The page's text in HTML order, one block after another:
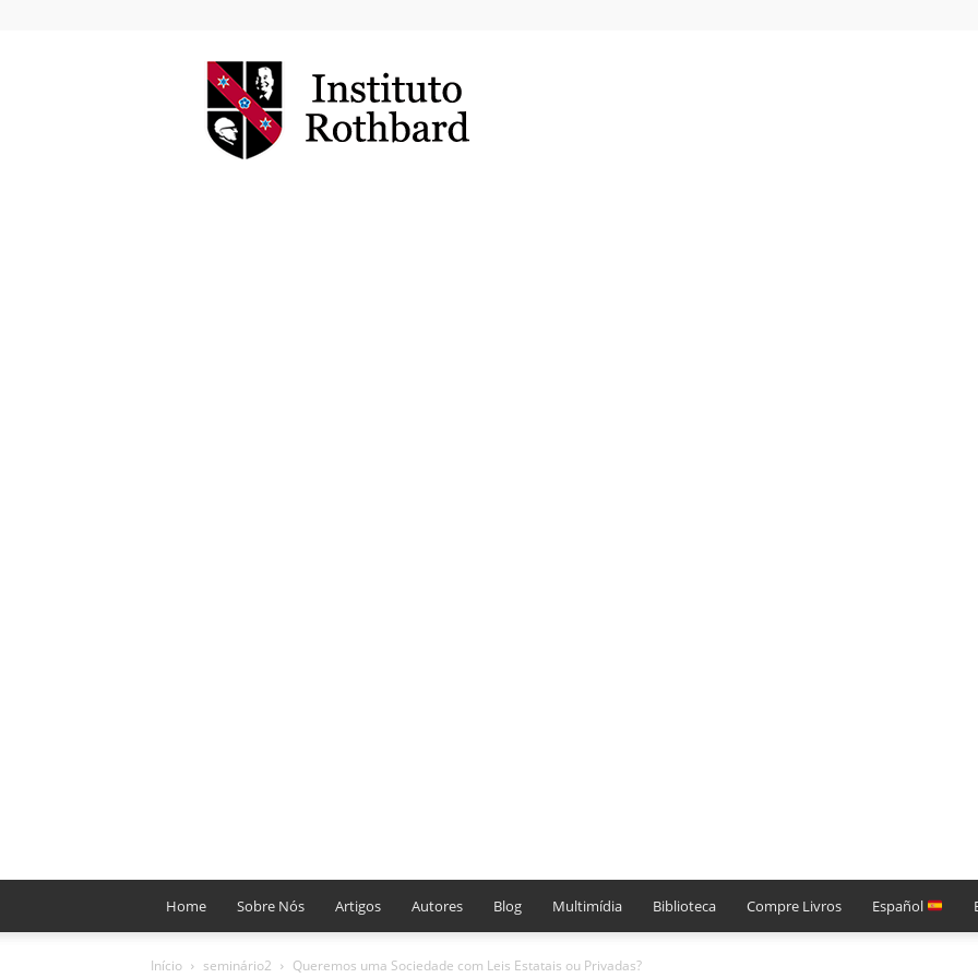
Instituto
Rothbard
Brasil
Home Sobre Nós Artigos Autores Blog Multimídia Biblioteca Compre Livros Español
Início seminário2 Queremos uma Sociedade com Leis Estatais ou Privadas?